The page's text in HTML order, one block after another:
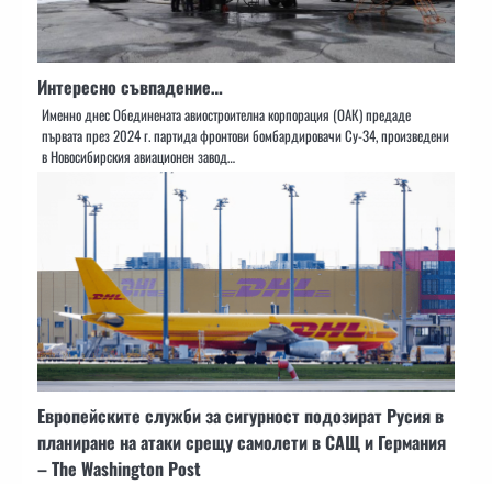
Интересно съвпадение…
Именно днес Обединената авиостроителна корпорация (ОАК) предаде
първата през 2024 г. партида фронтови бомбардировачи Су-34, произведени
в Новосибирския авиационен завод…
Европейските служби за сигурност подозират Русия в
планиране на атаки срещу самолети в САЩ и Германия
– The Washington Post